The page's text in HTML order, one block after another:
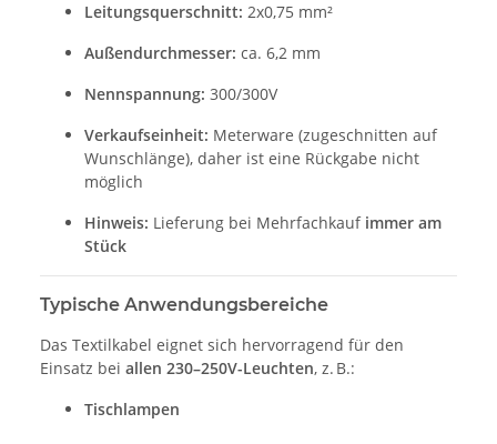
Leitungsquerschnitt: 2x0,75 mm²
Außendurchmesser: ca. 6,2 mm
Nennspannung: 300/300V
Verkaufseinheit: Meterware (zugeschnitten auf
Wunschlänge), daher ist eine Rückgabe nicht
möglich
Hinweis: Lieferung bei Mehrfachkauf immer am
Stück
Typische Anwendungsbereiche
Das Textilkabel eignet sich hervorragend für den
Einsatz bei allen 230–250V-Leuchten, z. B.:
Tischlampen